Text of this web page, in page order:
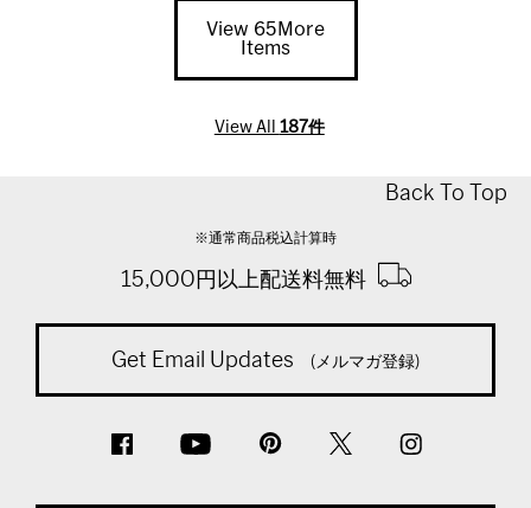
View 65More
Items
View All 187件
Back To Top
※通常商品税込計算時
15,000円以上配送料無料
Get Email Updates (メルマガ登録)